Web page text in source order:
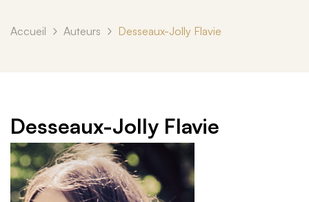
Accueil Auteurs Desseaux-Jolly Flavie
Desseaux-Jolly Flavie